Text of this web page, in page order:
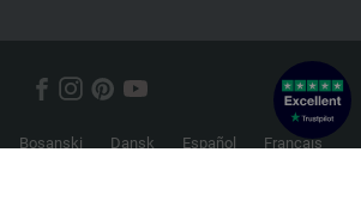
Bosanski Dansk Español
Français